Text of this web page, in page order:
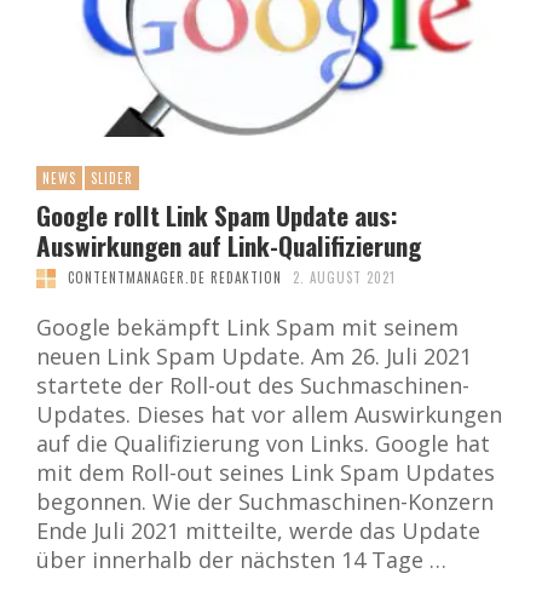
NEWS SLIDER
Google rollt Link Spam Update aus:
Auswirkungen auf Link-Qualifizierung
CONTENTMANAGER.DE REDAKTION 2. AUGUST 2021
Google bekämpft Link Spam mit seinem
neuen Link Spam Update. Am 26. Juli 2021
startete der Roll-out des Suchmaschinen-
Updates. Dieses hat vor allem Auswirkungen
auf die Qualifizierung von Links. Google hat
mit dem Roll-out seines Link Spam Updates
begonnen. Wie der Suchmaschinen-Konzern
Ende Juli 2021 mitteilte, werde das Update
über innerhalb der nächsten 14 Tage …